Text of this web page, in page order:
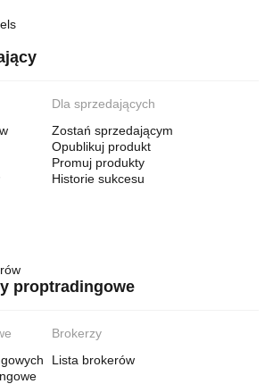
Dla sprzedających
Zostań sprzedającym
Opublikuj produkt
Promuj produkty
Historie sukcesu
proptradingowe
Brokerzy
Lista brokerów